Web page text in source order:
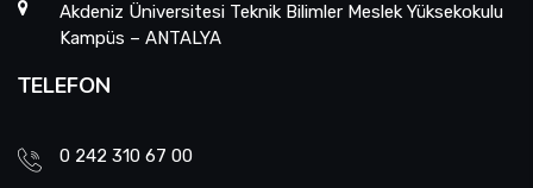
Akdeniz Üniversitesi Teknik Bilimler Meslek Yüksekokulu
Kampüs – ANTALYA
TELEFON
0 242 310 67 00